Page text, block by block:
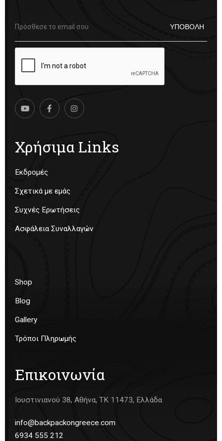
Χρήσιμα Links
Εκδρομές
Σχετικά με εμάς
Συχνές Ερωτήσεις
Ασφάλεια Συναλλαγών
Shop
Blog
Gallery
Τρόποι Πληρωμής
Επικοινωνία
Ιουστινιανού 38, Αθήνα, ΤΚ 11473, Ελλάδα
info@backpackongreece.com
6934 555 212